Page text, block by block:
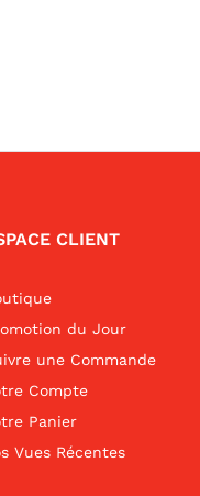
CLIENT
du Jour
une Commande
Compte
Panier
Vues Récentes